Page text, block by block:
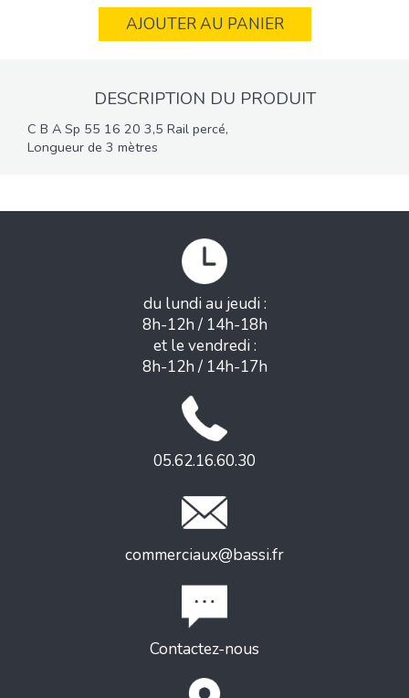
AJOUTER AU PANIER
DESCRIPTION DU PRODUIT
C B A Sp 55 16 20 3,5 Rail percé,
Longueur de 3 mètres
du lundi au jeudi :
8h-12h / 14h-18h
et le vendredi :
8h-12h / 14h-17h
05.62.16.60.30
commerciaux@bassi.fr
Contactez-nous